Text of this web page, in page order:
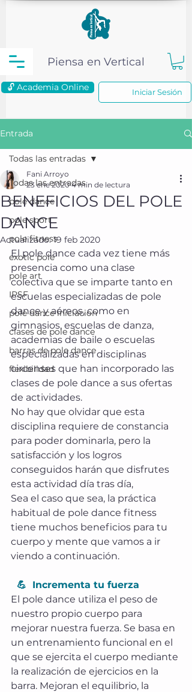
Iniciar Sesión
🔓 Academia Online
Piensa en Vertical
Entrada
Todas las entradas
pole dance
pole sport
pole fitness
exotic pole
pole art
IPSF
pole dance iniciacion
clases de pole dance
barras de pole dance
flexibilidad
Todas las entradas
BENEFICIOS DEL POLE
DANCE
Fani Arroyo
23 ene 2020 4 min de lectura
Actualizado:19 feb 2020
El pole dance cada vez tiene más
presencia como una clase
colectiva que se imparte tanto en
escuelas especializadas de pole
dance y aéreos, como en
gimnasios, escuelas de danza,
academias de baile o escuelas
especializadas en disciplinas
circenses que han incorporado las
clases de pole dance a sus ofertas
de actividades.
No hay que olvidar que esta
disciplina requiere de constancia
para poder dominarla, pero la
satisfacción y los logros
conseguidos harán que disfrutes
esta actividad día tras día,
Sea el caso que sea, la práctica
habitual de pole dance fitness
tiene muchos beneficios para tu
cuerpo y mente que vamos a ir
viendo a continuación.
  💪  Incrementa tu fuerza
El pole dance utiliza el peso de
nuestro propio cuerpo para
mejorar nuestra fuerza. Se basa en
un entrenamiento funcional en el
que se ejercita el cuerpo mediante
la realización de ejercicios en la
barra. Mejoran el equilibrio, la